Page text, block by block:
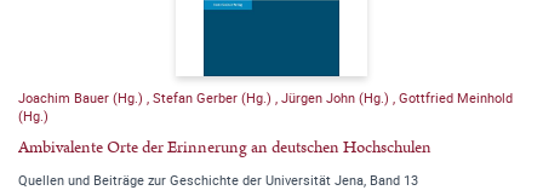
Joachim Bauer (Hg.) , Stefan Gerber (Hg.) , Jürgen John (Hg.) , Gottfried Meinhold
(Hg.)
Ambivalente Orte der Erinnerung an deutschen Hochschulen
Quellen und Beiträge zur Geschichte der Universität Jena, Band 13